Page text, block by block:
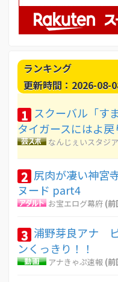
ランキング
更新時間：2026-08-
1 スクーバル「す
タイガースにはよ戻
なんじぇいスタジ
2 尻肉が凄い神宮
ヌード part4
お宝エログ幕府 (前
3 浦野芽良アナ
ンくっきり！！
アナきゃぷ速報 (前